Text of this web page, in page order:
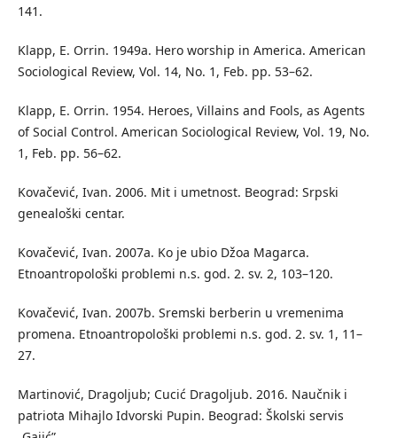
141.
Klapp, E. Orrin. 1949a. Hero worship in America. American
Sociological Review, Vol. 14, No. 1, Feb. pp. 53–62.
Klapp, E. Orrin. 1954. Heroes, Villains and Fools, as Agents
of Social Control. American Sociological Review, Vol. 19, No.
1, Feb. pp. 56–62.
Kovačević, Ivan. 2006. Mit i umetnost. Beograd: Srpski
genealoški centar.
Kovačević, Ivan. 2007a. Ko je ubio Džoa Magarca.
Etnoantropološki problemi n.s. god. 2. sv. 2, 103–120.
Kovačević, Ivan. 2007b. Sremski berberin u vremenima
promena. Etnoantropološki problemi n.s. god. 2. sv. 1, 11–
27.
Martinović, Dragoljub; Cucić Dragoljub. 2016. Naučnik i
patriota Mihajlo Idvorski Pupin. Beograd: Školski servis